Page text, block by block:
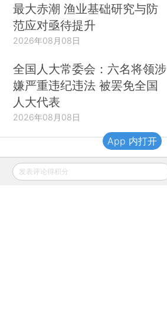
最大赤潮 渔业基础研究与防
范应对亟待提升
2026年08月08日
全国人大常委会：六名将领涉
嫌严重违纪违法 被罢免全国
人大代表
2026年08月08日
财新移动
发表评论得积分
App 内打开